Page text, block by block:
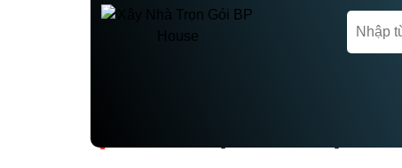
XÂY DỰNG TRỌN